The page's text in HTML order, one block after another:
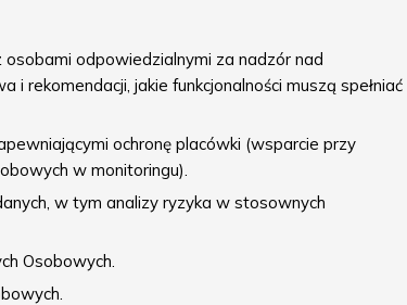
odpowiedzialnymi za nadzór nad
jakie funkcjonalności muszą spełniać
ochronę placówki (wsparcie przy
w monitoringu).
w tym analizy ryzyka w stosownych
Osobowych.